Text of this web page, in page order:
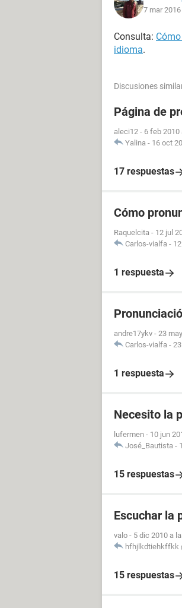
7 mar
Consulta:
idioma.
Discusiones
Página de
aleci12 - 6 feb 2010
Yalina - 16 oct
17 respuestas
Cómo
Raquelcita - 12 jul
Carlos-vialfa -
1 respuesta
andre17ykv - 23
Carlos-vialfa -
1 respuesta
Necesito la
lufermen - 10 jun
José_Bautista -
15 respuestas
Escuchar la
valo - 5 dic 2010 a
hfhjlkdtiehkffkk
15 respuestas